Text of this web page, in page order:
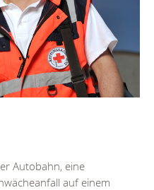
Autobahn, eine
auf einem